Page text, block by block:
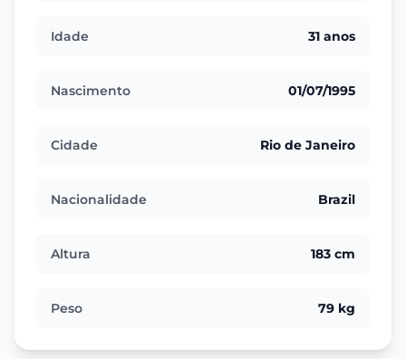
Idade 31 anos
Nascimento 01/07/1995
Cidade Rio de Janeiro
Nacionalidade Brazil
Altura 183 cm
Peso 79 kg